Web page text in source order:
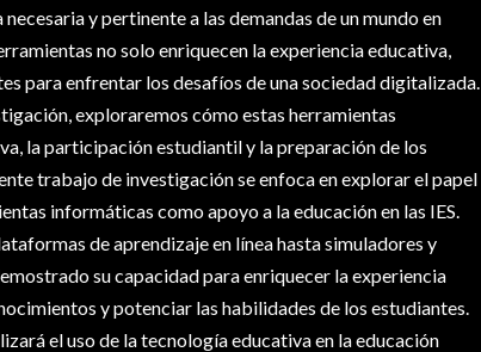
y pertinente a las demandas de un mundo en
no solo enriquecen la experiencia educativa,
para enfrentar los desafíos de una sociedad digitalizada.
exploraremos cómo estas herramientas
la participación estudiantil y la preparación de los
trabajo de investigación se enfoca en explorar el papel
informáticas como apoyo a la educación en las IES.
de aprendizaje en línea hasta simuladores y
su capacidad para enriquecer la experiencia
y potenciar las habilidades de los estudiantes.
el uso de la tecnología educativa en la educación